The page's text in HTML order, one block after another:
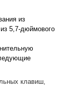
из
5,7-дюймового
клавиш,